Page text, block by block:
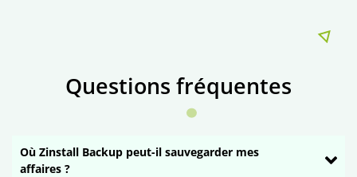
Questions fréquentes
Où Zinstall Backup peut-il sauvegarder mes
affaires ?